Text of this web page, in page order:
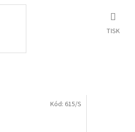
TISK
Kód: 615/S